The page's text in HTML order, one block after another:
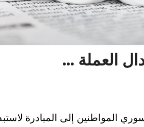
العملة ...
المواطنين إلى المبادرة